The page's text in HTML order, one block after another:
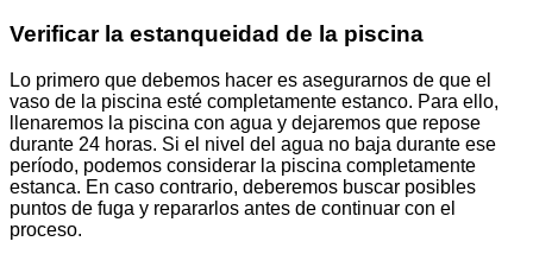
Verificar la estanqueidad de la piscina
Lo primero que debemos hacer es asegurarnos de que el
vaso de la piscina esté completamente estanco. Para ello,
llenaremos la piscina con agua y dejaremos que repose
durante 24 horas. Si el nivel del agua no baja durante ese
período, podemos considerar la piscina completamente
estanca. En caso contrario, deberemos buscar posibles
puntos de fuga y repararlos antes de continuar con el
proceso.